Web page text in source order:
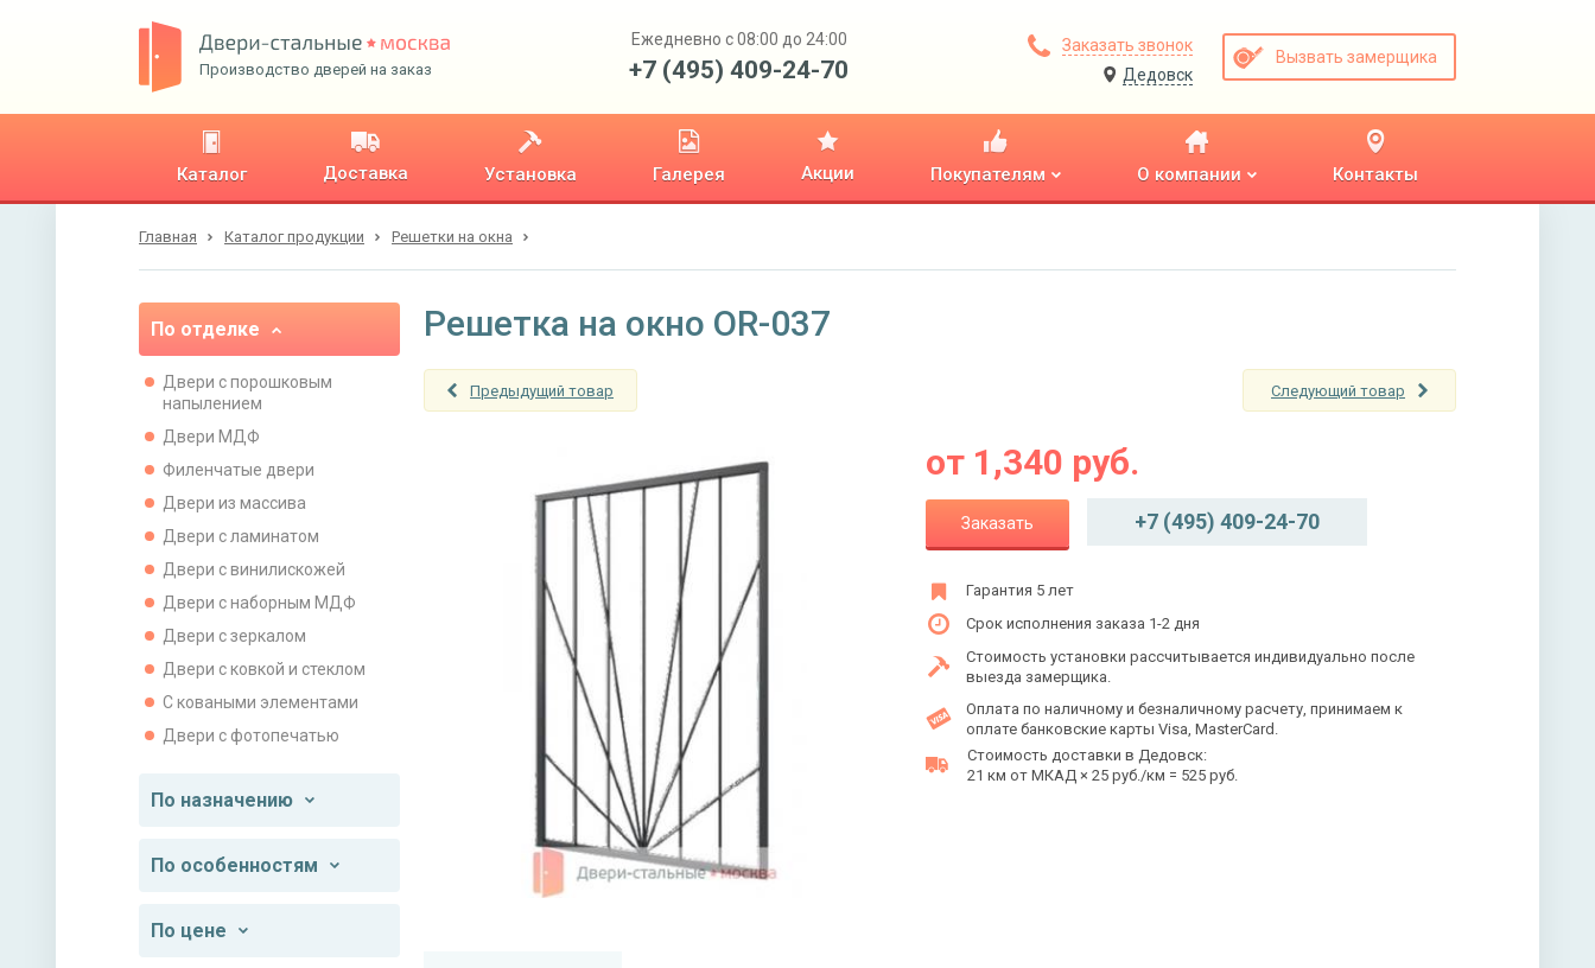
Производство дверей на заказ
Ежедневно с 08:00 до 24:00
+7 (495) 409-24-70
Заказать звонок
Дедовск
Вызвать замерщика
Каталог Доставка Установка Галерея Акции Покупателям О компании Контакты
Главная Каталог продукции Решетки на окна
По отделке
Двери с порошковым
напылением
Двери МДФ
Филенчатые двери
Двери из массива
Двери с ламинатом
Двери с винилискожей
Двери с наборным МДФ
Двери с зеркалом
Двери с ковкой и стеклом
С коваными элементами
Двери с фотопечатью
По назначению
По особенностям
По цене
Решетка на окно OR-037
Предыдущий товар Следующий товар
от 1,340 руб.
Заказать +7 (495) 409-24-70
Гарантия 5 лет
Срок исполнения заказа 1-2 дня
Стоимость установки рассчитывается индивидуально после
выезда замерщика.
Оплата по наличному и безналичному расчету, принимаем к
оплате банковские карты Visa, MasterCard.
Стоимость доставки в Дедовск:
21 км от МКАД × 25 руб./км = 525 руб.